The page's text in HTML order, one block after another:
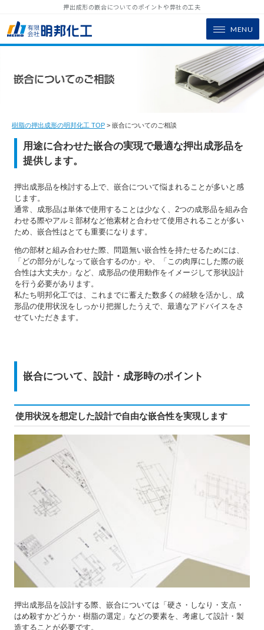
押出成形の嵌合についてのポイントや弊社の工夫
MENU
樹脂の押出成形の明邦化工 TOP > 嵌合についてのご相談
用途に合わせた嵌合の実現で最適な押出成形品を
提供します。
押出成形品を検討する上で、嵌合について悩まれることが多いと感
じます。
通常、成形品は単体で使用することは少なく、2つの成形品を組み合
わせる際やアルミ部材など他素材と合わせて使用されることが多い
ため、嵌合性はとても重要になります。
他の部材と組み合わせた際、問題無い嵌合性を持たせるためには、
「どの部分がしなって嵌合するのか」や、「この肉厚にした際の嵌
合性は大丈夫か」など、成形品の使用動作をイメージして形状設計
を行う必要があります。
私たち明邦化工では、これまでに蓄えた数多くの経験を活かし、成
形品の使用状況をしっかり把握したうえで、最適なアドバイスをさ
せていただきます。
嵌合について、設計・成形時のポイント
使用状況を想定した設計で自由な嵌合性を実現します
押出成形品を設計する際、嵌合については「硬さ・しなり・支点・
はめ殺すかどうか・樹脂の選定」などの要素を、考慮して設計・製
造することが必要です。